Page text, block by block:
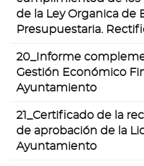
de la Ley Organica de
Presupuestaria.
20_Informe
Gestión Económico
Ayuntamiento
21_Certificado de la
de aprobación de la
Ayuntamiento